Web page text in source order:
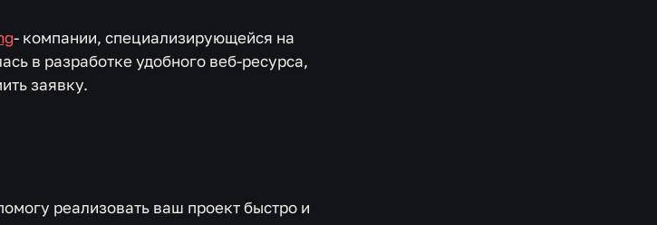
- компании, специализирующейся на
в разработке удобного веб-ресурса,
заявку.
реализовать ваш проект быстро и